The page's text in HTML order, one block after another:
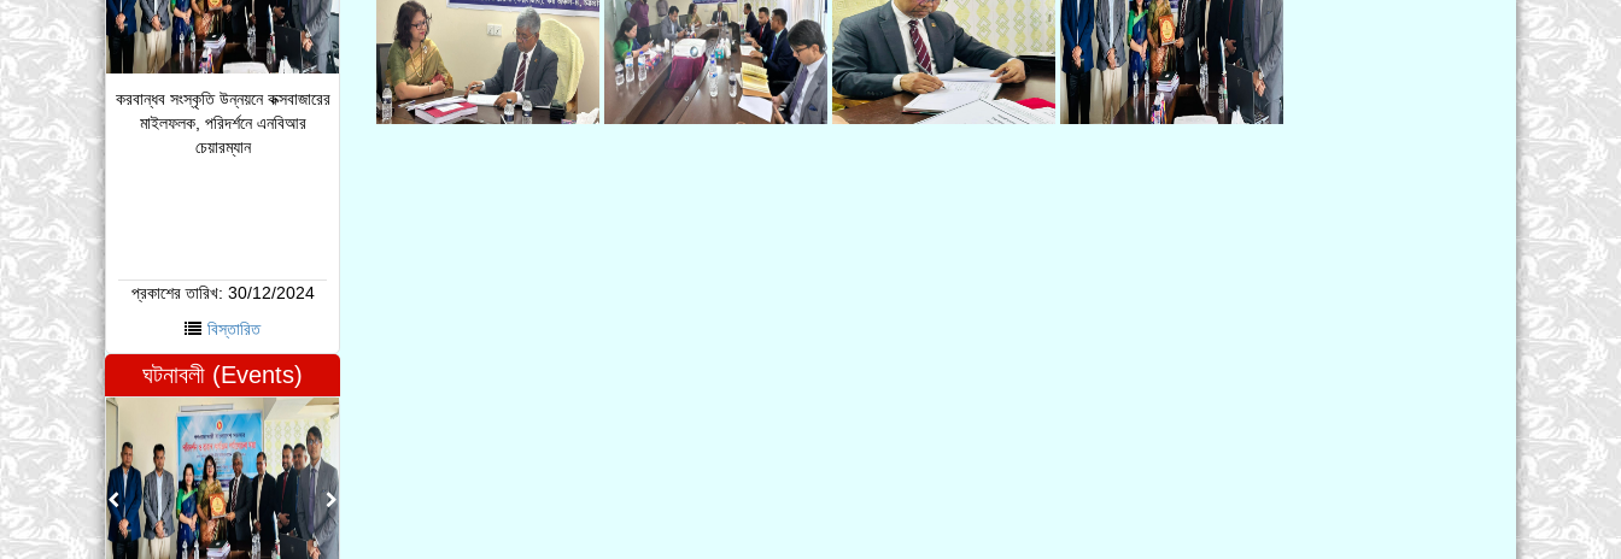
করবান্ধব সংস্কৃতি উন্নয়নে কক্সবাজারের
মাইলফলক, পরিদর্শনে এনবিআর
চেয়ারম্যান
প্রকাশের তারিখ: 30/12/2024
বিস্তারিত
ঘটনাবলী (Events)